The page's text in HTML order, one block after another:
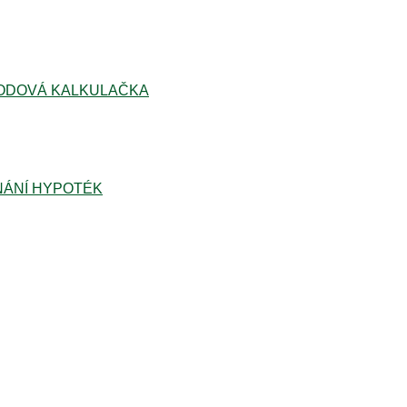
KALKULAČKA
HYPOTÉK